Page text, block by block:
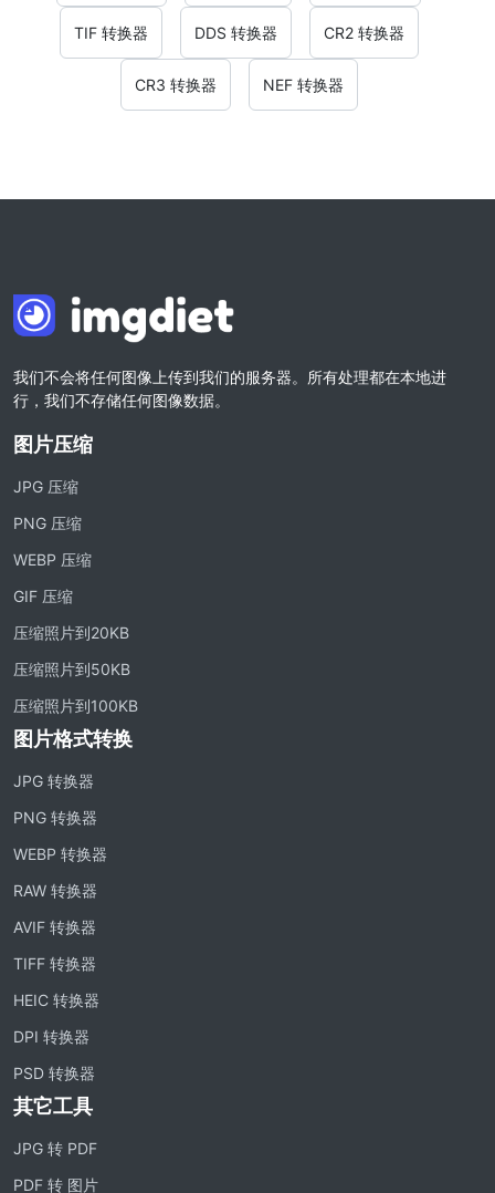
TIF 转换器 DDS 转换器 CR2 转换器
CR3 转换器 NEF 转换器
我们不会将任何图像上传到我们的服务器。所有处理都在本地进
行，我们不存储任何图像数据。
图片压缩
JPG 压缩
PNG 压缩
WEBP 压缩
GIF 压缩
压缩照片到20KB
压缩照片到50KB
压缩照片到100KB
图片格式转换
JPG 转换器
PNG 转换器
WEBP 转换器
RAW 转换器
AVIF 转换器
TIFF 转换器
HEIC 转换器
DPI 转换器
PSD 转换器
其它工具
JPG 转 PDF
PDF 转 图片